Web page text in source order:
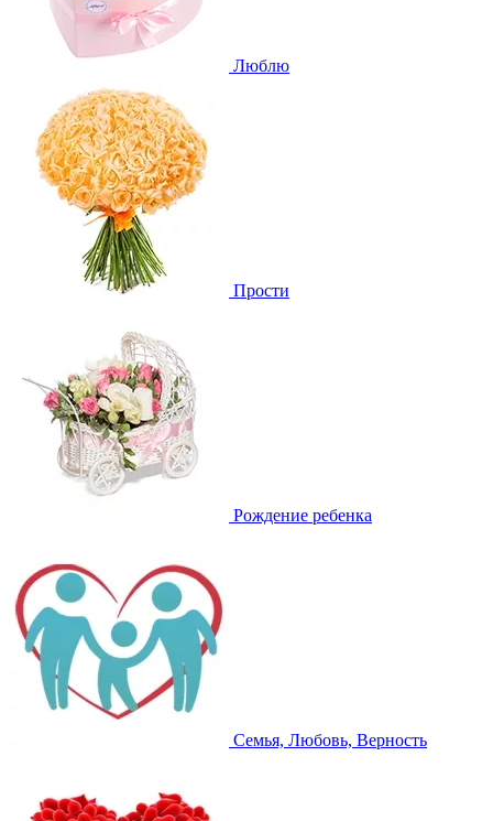
Люблю
Прости
Рождение ребенка
Семья, Любовь, Верность